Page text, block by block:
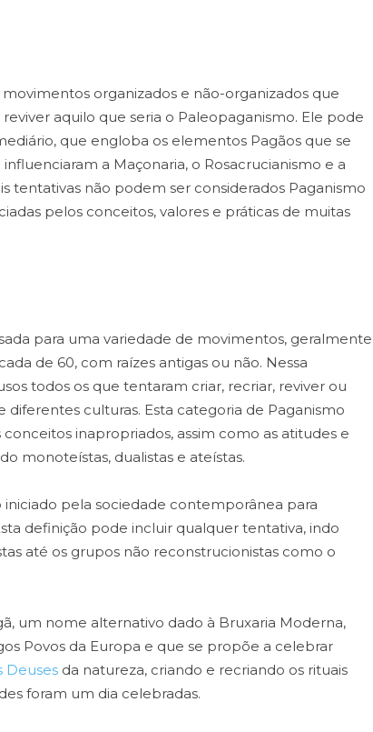
organizados e não-organizados que
aquilo que seria o Paleopaganismo. Ele pode
que engloba os elementos Pagãos que se
a Maçonaria, o Rosacrucianismo e a
tentativas não podem ser considerados Paganismo
pelos conceitos, valores e práticas de muitas
para uma variedade de movimentos, geralmente
de 60, com raízes antigas ou não. Nessa
todos os que tentaram criar, recriar, reviver ou
diferentes culturas. Esta categoria de Paganismo
inapropriados, assim como as atitudes e
monoteístas, dualistas e ateístas.
pela sociedade contemporânea para
definição pode incluir qualquer tentativa, indo
até os grupos não reconstrucionistas como o
um nome alternativo dado à Bruxaria Moderna,
Povos da Europa e que se propõe a celebrar
Deuses da natureza, criando e recriando os rituais
foram um dia celebradas.